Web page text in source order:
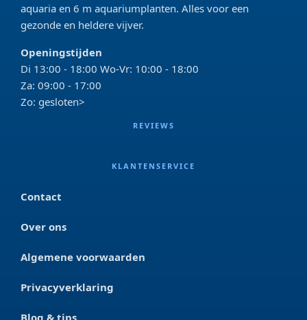
aquaria en 6 m aquariumplanten. Alles voor een
gezonde en heldere vijver.
Openingstijden
Di 13:00 - 18:00 Wo-Vr: 10:00 - 18:00
Za: 09:00 - 17:00
Zo: gesloten>
REVIEWS
KLANTENSERVICE
Contact
Over ons
Algemene voorwaarden
Privacyverklaring